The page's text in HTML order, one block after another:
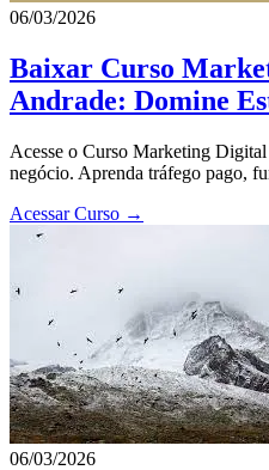
06/03/2026
Baixar Curso
Andrade: Domine
Acesse o Curso Marketing
negócio. Aprenda tráfego pago,
Acessar Curso →
06/03/2026